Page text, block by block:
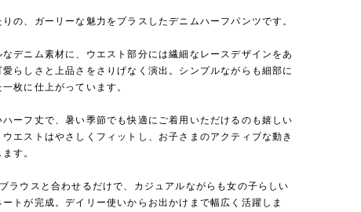
の、ガーリーな魅力をプラスしたデニムハーフパンツです。
なデニム素材に、ウエスト部分には繊細なレースデザインをあ
愛らしさと上品さをさりげなく演出。シンプルながらも細部に
枚に仕上がっています。
ハーフ丈で、暑い季節でも快適にご着用いただけるのも嬉しい
ウエストはやさしくフィットし、お子さまのアクティブな動き
す。
ラウスと合わせるだけで、カジュアルながらも女の子らしい
ートが完成。デイリー使いからお出かけまで幅広く活躍しま